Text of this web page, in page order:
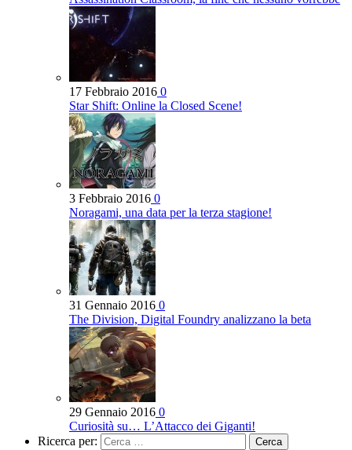
17 Febbraio 2016 0
Star Shift: Online la Closed Scene!
3 Febbraio 2016 0
Noragami, una data per la terza stagione!
31 Gennaio 2016 0
The Division, Digital Foundry analizzano la beta
29 Gennaio 2016 0
Curiosità su… L’Attacco dei Giganti!
Ricerca per: